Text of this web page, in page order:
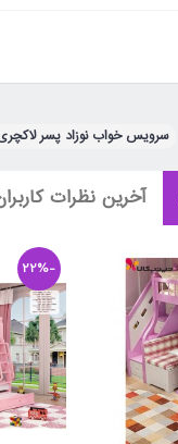
سرویس خواب نوزاد پسر
آخرین نظرات
-22%